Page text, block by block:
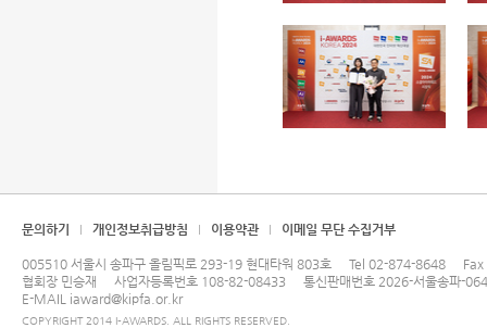
문의하기 개인정보취급방침 이용약관 이메일 무단 수집거부
005510 서울시 송파구 올림픽로 293-19 현대타워 803호 Tel 02-874-8648
협회장 민승재
사업자등록번호 108-82-08433
통신판매번호 2026-서울송파-
E-MAIL iaward@kipfa.or.kr
COPYRIGHT 2014 I-AWARDS. ALL RIGHTS RESERVED.